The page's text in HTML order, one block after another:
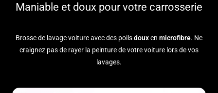
Maniable et doux pour votre carrosserie
Brosse de lavage voiture avec des poilsdouxen microfibre. Ne
craignez pas de rayer la peinture de votre voiture lors de vos
lavages.